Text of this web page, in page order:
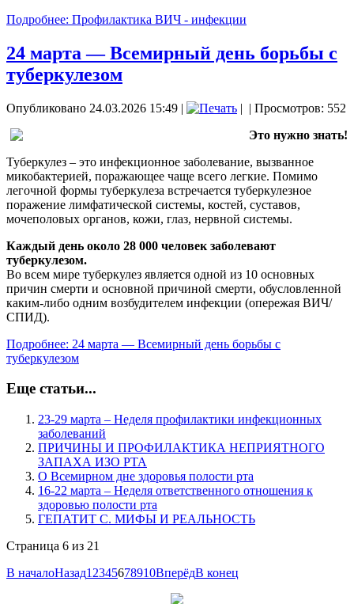
Подробнее: Профилактика ВИЧ - инфекции
24 марта — Всемирный день борьбы с
туберкулезом
Опубликовано 24.03.2026 15:49 | | | Просмотров: 552
Это нужно знать!
Туберкулез – это инфекционное заболевание, вызванное
микобактерией, поражающее чаще всего легкие. Помимо
легочной формы туберкулеза встречается туберкулезное
поражение лимфатической системы, костей, суставов,
мочеполовых органов, кожи, глаз, нервной системы.
Каждый день около 28 000 человек заболевают
туберкулезом.
Во всем мире туберкулез является одной из 10 основных
причин смерти и основной причиной смерти, обусловленной
каким-либо одним возбудителем инфекции (опережая ВИЧ/
СПИД).
Подробнее: 24 марта — Всемирный день борьбы с
туберкулезом
Еще статьи...
23-29 марта – Неделя профилактики инфекционных
заболеваний
ПРИЧИНЫ И ПРОФИЛАКТИКА НЕПРИЯТНОГО
ЗАПАХА ИЗО РТА
О Всемирном дне здоровья полости рта
16-22 марта – Неделя ответственного отношения к
здоровью полости рта
ГЕПАТИТ C. МИФЫ И РЕАЛЬНОСТЬ
Страница 6 из 21
В началоНазад1 2345678910ВперёдВ конец